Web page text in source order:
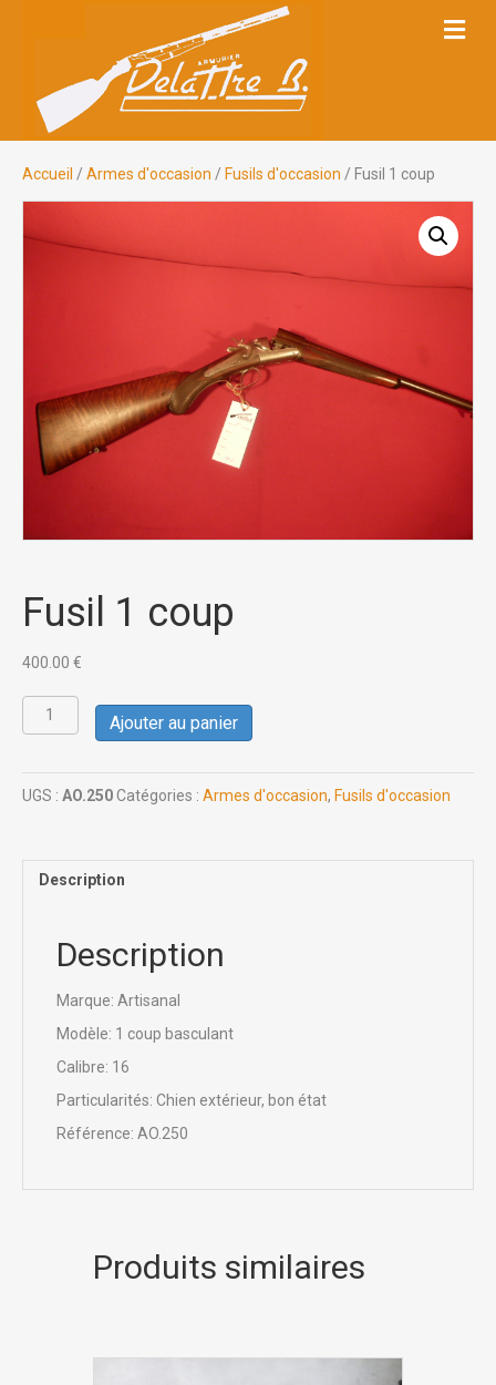
M
E
Accueil / Armes d'occasion / Fusils d'occasion / Fusil 1 coup
Fusil 1 coup
400.00 €
quantité
de
1
coup
Ajouter au panier
UGS : AO.250Catégories : Armes d'occasion, Fusils d'occasion
Description
Description
Marque: Artisanal
Modèle: 1 coup basculant
Calibre: 16
Particularités: Chien extérieur, bon état
Référence: AO.250
Produits similaires